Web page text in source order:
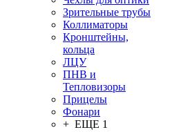
Зрительные трубы
Коллиматоры
Кронштейны,
кольца
ЛЦУ
ПНВ и
Тепловизоры
Прицелы
Фонари
+ ЕЩЕ 1